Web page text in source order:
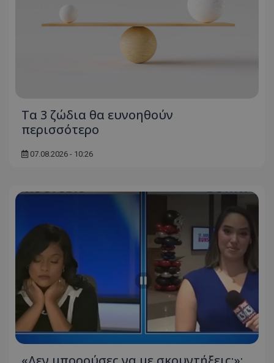
Τα 3 ζώδια θα ευνοηθούν
περισσότερο
07.08.2026 - 10:26